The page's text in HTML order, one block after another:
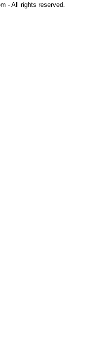
- All rights reserved.